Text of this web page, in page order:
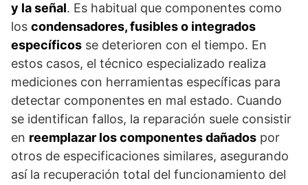
y la señal. Es habitual que componentes como
los condensadores, fusibles o integrados
específicos se deterioren con el tiempo. En
estos casos, el técnico especializado realiza
mediciones con herramientas específicas para
detectar componentes en mal estado. Cuando
se identifican fallos, la reparación suele consistir
en reemplazar los componentes dañados por
otros de especificaciones similares, asegurando
así la recuperación total del funcionamiento del